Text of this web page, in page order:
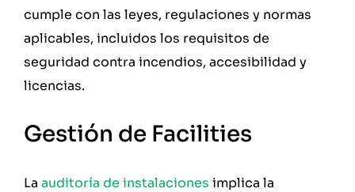
cumple con las leyes, regulaciones y normas
aplicables, incluidos los requisitos de
seguridad contra incendios, accesibilidad y
licencias.
Gestión de Facilities
La auditoría de instalaciones implica la